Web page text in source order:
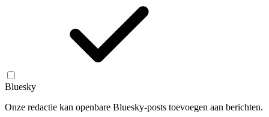
Bluesky
Onze redactie kan openbare Bluesky-posts toevoegen aan berichten.